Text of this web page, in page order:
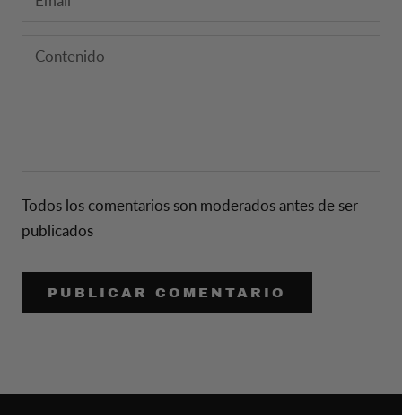
Todos los comentarios son moderados antes de ser
publicados
PUBLICAR COMENTARIO